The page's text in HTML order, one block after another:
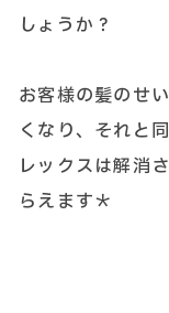
しょうか？
お客様の髪のせ
くなり、それと
レックスは解消
らえます＊